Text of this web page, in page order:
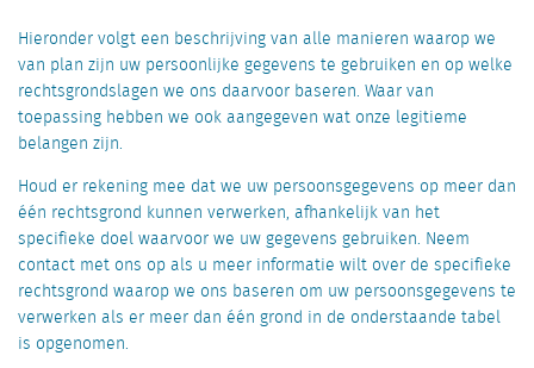
Hieronder volgt een beschrijving van alle manieren waarop we
van plan zijn uw persoonlijke gegevens te gebruiken en op welke
rechtsgrondslagen we ons daarvoor baseren. Waar van
toepassing hebben we ook aangegeven wat onze legitieme
belangen zijn.
Houd er rekening mee dat we uw persoonsgegevens op meer dan
één rechtsgrond kunnen verwerken, afhankelijk van het
specifieke doel waarvoor we uw gegevens gebruiken. Neem
contact met ons op als u meer informatie wilt over de specifieke
rechtsgrond waarop we ons baseren om uw persoonsgegevens te
verwerken als er meer dan één grond in de onderstaande tabel
is opgenomen.